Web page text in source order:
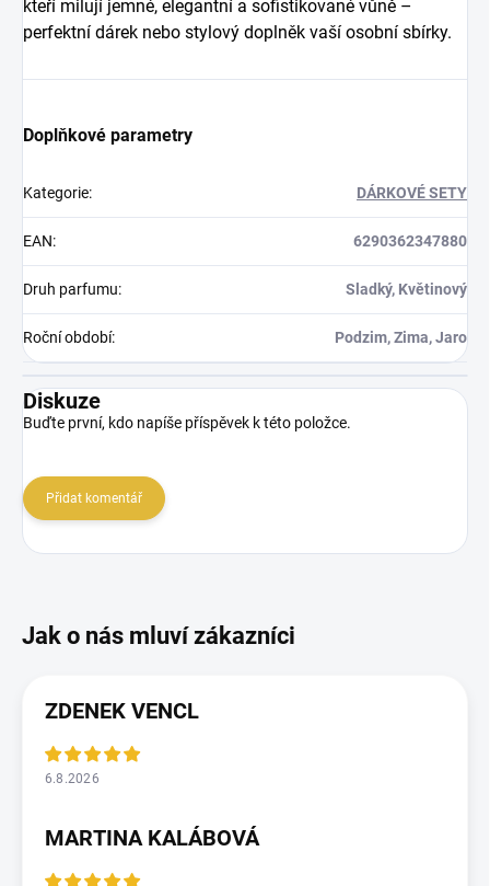
kteří milují jemné, elegantní a sofistikované vůně –
perfektní dárek nebo stylový doplněk vaší osobní sbírky.
Doplňkové parametry
Kategorie: DÁRKOVÉ SETY
EAN: 6290362347880
Druh parfumu: Sladký, Květinový
Roční období: Podzim, Zima, Jaro
Diskuze
Buďte první, kdo napíše příspěvek k této položce.
Přidat komentář
ZDENEK VENCL
6.8.2026
MARTINA KALÁBOVÁ